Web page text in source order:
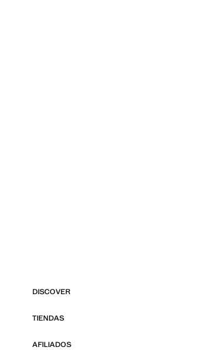
DISCOVER
TIENDAS
AFILIADOS